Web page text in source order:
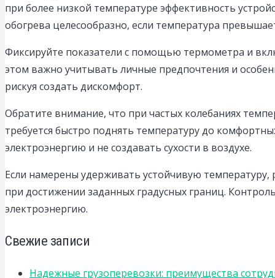
при более низкой температуре эффективность
обогрева целесообразно, если температура
Фиксируйте показатели с помощью термометра и
этом важно учитывать личные предпочтения и
рискуя создать дискомфорт.
Обратите внимание, что при частых колебаниях
требуется быстро поднять температуру до
электроэнергию и не создавать сухости в воздухе.
Если намерены удерживать устойчивую
при достижении заданных градусных границ.
электроэнергию.
Свежие записи
Надежные грузоперевозки: преимущества